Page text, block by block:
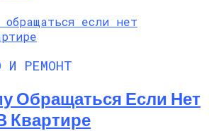
И РЕМОНТ
Обращаться Если Нет
Квартире